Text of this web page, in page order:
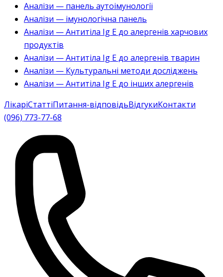
Аналізи — панель аутоімунології
Аналізи — імунологічна панель
Аналізи — Антитіла Ig E до алергенів харчових
продуктів
Аналізи — Антитіла Ig E до алергенів тварин
Аналізи — Культуральні методи досліджень
Аналізи — Антитіла Ig E до інших алергенів
ЛікаріСтаттіПитання-відповідьВідгукиКонтакти
(096) 773-77-68